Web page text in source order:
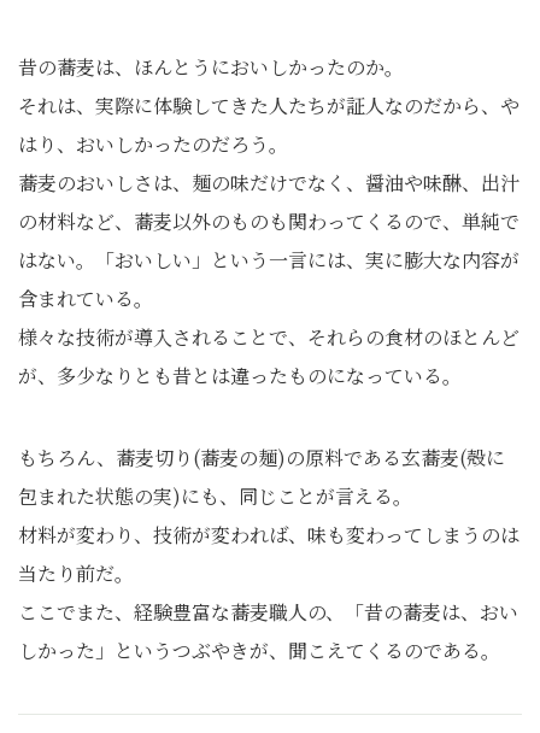
昔の蕎麦は、ほんとうにおいしかったのか。
それは、実際に体験してきた人たちが証人なのだから、や
はり、おいしかったのだろう。
蕎麦のおいしさは、麺の味だけでなく、醤油や味醂、出汁
の材料など、蕎麦以外のものも関わってくるので、単純で
はない。「おいしい」という一言には、実に膨大な内容が
含まれている。
様々な技術が導入されることで、それらの食材のほとんど
が、多少なりとも昔とは違ったものになっている。
もちろん、蕎麦切り(蕎麦の麺)の原料である玄蕎麦(殻に
包まれた状態の実)にも、同じことが言える。
材料が変わり、技術が変われば、味も変わってしまうのは
当たり前だ。
ここでまた、経験豊富な蕎麦職人の、「昔の蕎麦は、おい
しかった」というつぶやきが、聞こえてくるのである。